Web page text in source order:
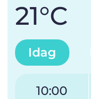
21°C
Idag
10:00